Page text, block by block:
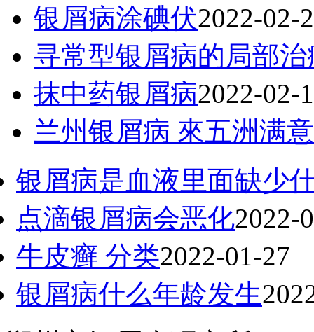
银屑病涂碘伏2022-02-
寻常型银屑病的局部治
抹中药银屑病2022-02-
兰州银屑病 來五洲满意
银屑病是血液里面缺少
点滴银屑病会恶化2022-
牛皮癣 分类2022-01-27
银屑病什么年龄发生